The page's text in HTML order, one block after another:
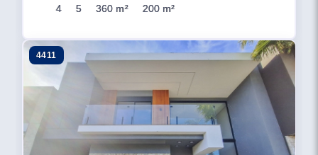
4 5 360 m² 200 m²
4411